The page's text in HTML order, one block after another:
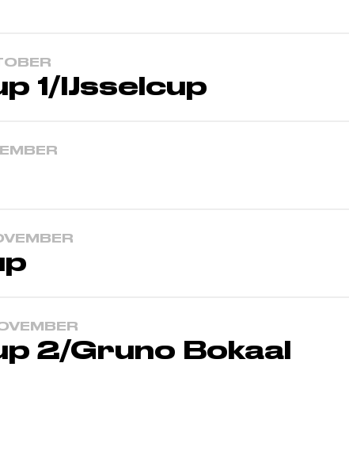
1/IJsselcup
2/Gruno Bokaal